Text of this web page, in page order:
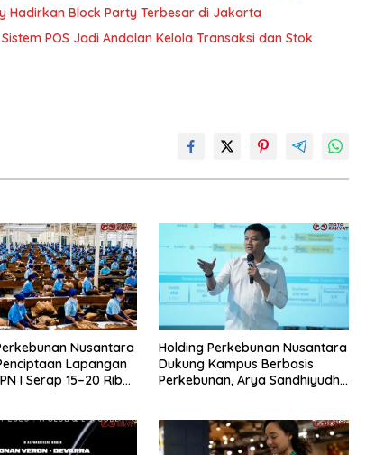
Hadirkan Block Party Terbesar di Jakarta
POS Jadi Andalan Kelola Transaksi dan Stok
Nusantara
Lapangan
I Serap 15–20 Ribu
Holding Perkebunan Nusantara
Dukung Kampus Berbasis
Perkebunan, Arya Sandhiyudha